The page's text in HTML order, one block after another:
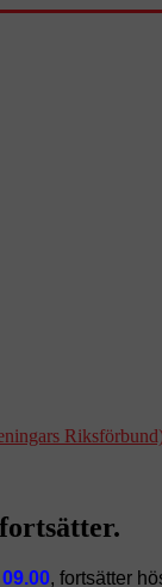
, fortsätter